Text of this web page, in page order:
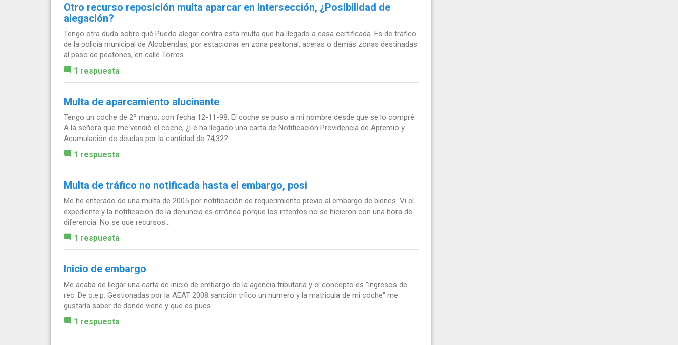
Otro recurso reposición multa aparcar en intersección, ¿Posibilidad de
alegación?
Tengo otra duda sobre qué Puedo alegar contra esta multa que ha llegado a casa certificada. Es de tráfico
de la policía municipal de Alcobendas, por estacionar en zona peatonal, aceras o demás zonas destinadas
al paso de peatones, en calle Torres...
1 respuesta
Multa de aparcamiento alucinante
Tengo un coche de 2ª mano, con fecha 12-11-98. El coche se puso a mi nombre desde que se lo compré.
A la señora que me vendió el coche, ¿Le ha llegado una carta de Notificación Providencia de Apremio y
Acumulación de deudas por la cantidad de 74,32?....
1 respuesta
Multa de tráfico no notificada hasta el embargo, posi
Me he enterado de una multa de 2005 por notificación de requerimiento previo al embargo de bienes. Vi el
expediente y la notificación de la denuncia es errónea porque los intentos no se hicieron con una hora de
diferencia. No se que recursos...
1 respuesta
Inicio de embargo
Me acaba de llegar una carta de inicio de embargo de la agencia tributaria y el concepto es "ingresos de
rec. De o.e.p. Gestionadas por la AEAT 2008 sanción trfico un numero y la matricula de mi coche" me
gustaría saber de donde viene y que es pues...
1 respuesta